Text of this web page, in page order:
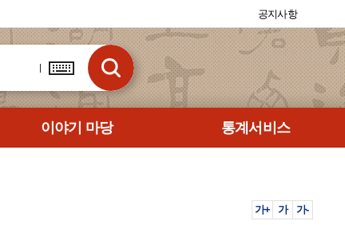
공지사항
이야기 마당 통계서비스
가+ 가 가-